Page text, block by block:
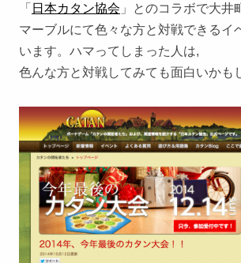
「 日本カタン協会 」とのコラボで大井
マーブルにて色々な方と対戦できるイ
います。ハマってしまった人は,
色んな方と対戦してみても面白いかも